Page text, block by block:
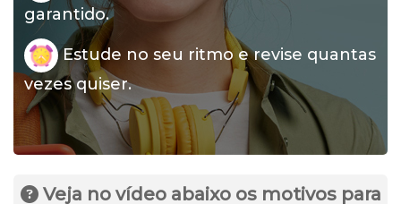
garantido.
Estude no seu ritmo e revise quantas
vezes quiser.
Veja no vídeo abaixo os motivos para